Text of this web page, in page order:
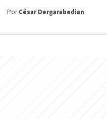
PorCésar Dergarabedian